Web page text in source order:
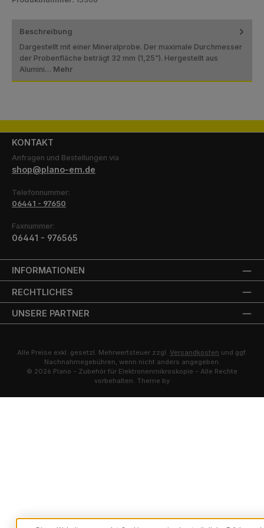
Beschreibung
Dargestellt mit einer Mineralprobe. Der maximale Durchmesser
der Probenfläche beträgt 32 mm (1,25"). Hergestellt aus
Alumini… Mehr
KONTAKT
Anfragen und Bestellungen via
shop@plano-em.de
Telefonnummer:
06441 - 97650
Faxnummer:
06441 - 976565
INFORMATIONEN
RECHTLICHES
UNSERE PARTNER
Alle Preise exkl. gesetzl. Mehrwertsteuer zzgl. Versandkosten und ggf.
Nachnahmegebühren, wenn nicht anders angegeben.
© 2026 Plano - Zubehör für Elektronenmikroskopie - Alle Rechte
vorbehalten. Theme by